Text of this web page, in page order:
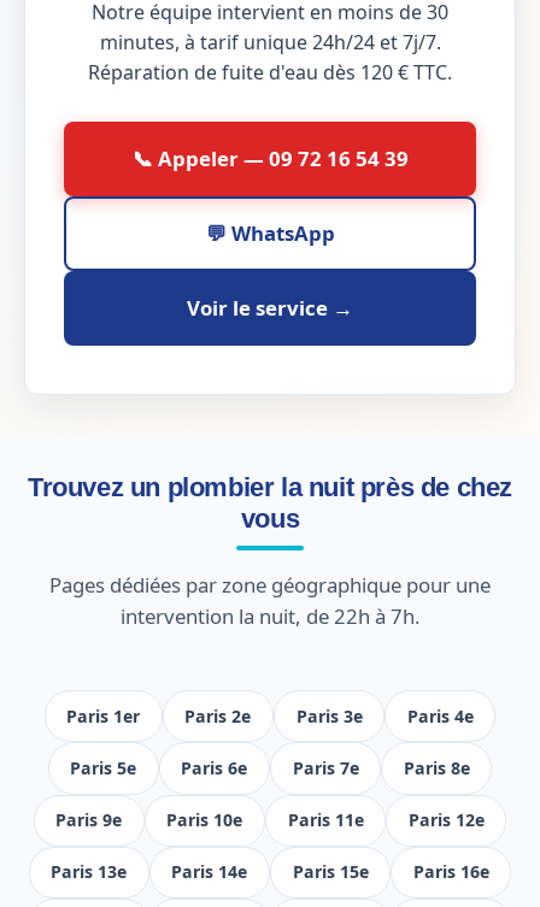
Notre équipe intervient en moins de 30
minutes, à tarif unique 24h/24 et 7j/7.
Réparation de fuite d'eau dès 120 € TTC.
📞 Appeler — 09 72 16 54 39
💬 WhatsApp
Voir le service →
Trouvez un plombier la nuit près de chez
vous
Pages dédiées par zone géographique pour une
intervention la nuit, de 22h à 7h.
Paris 1er Paris 2e Paris 3e Paris 4e
Paris 5e Paris 6e Paris 7e Paris 8e
Paris 9e Paris 10e Paris 11e Paris 12e
Paris 13e Paris 14e Paris 15e Paris 16e